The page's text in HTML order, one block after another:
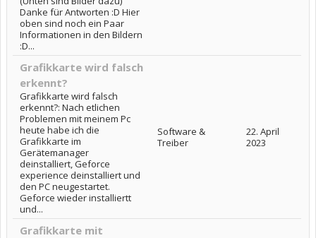
Danke für Antworten :D Hier
oben sind noch ein Paar
Informationen in den Bildern
:D...
Grafikkarte wird falsch
erkennt?
Grafikkarte wird falsch
erkennt?: Nach etlichen
Problemen mit meinem Pc
heute habe ich die
Grafikkarte im
Gerätemanager
deinstalliert, Geforce
experience deinstalliert und
den PC neugestartet.
Geforce wieder installiertt
und...
Software &
Treiber
22. April
2023
Grafikkarte mit